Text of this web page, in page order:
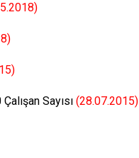
Sayısı (28.07.2015)